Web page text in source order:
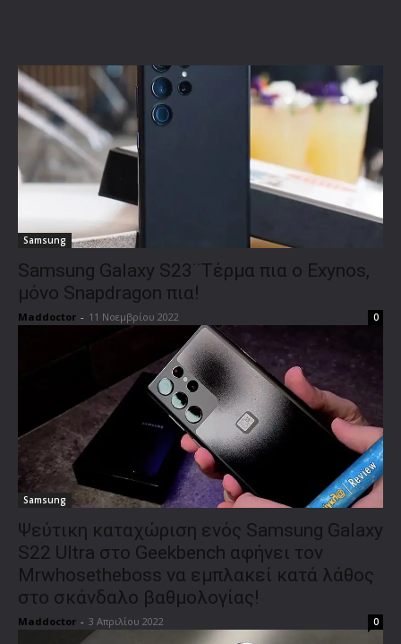
Samsung
Samsung Galaxy S23¨Τέρμα πια ο Exynos,
μόνο Snapdragon πια!
Maddoctor - 11 Νοεμβρίου 2022 0
Samsung
Ψεύτικη καταχώριση ενός Samsung Galaxy
S22 Ultra στο Geekbench αφήνει τον
Mrwhosetheboss να εμπλακεί κατά λάθος
στο σκάνδαλο βαθμολογίας!
Maddoctor - 3 Απριλίου 2022 0